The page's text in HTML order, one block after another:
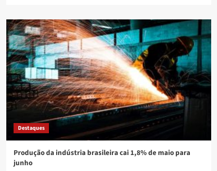
Destaques
Produção da indústria brasileira cai 1,8% de maio para
junho